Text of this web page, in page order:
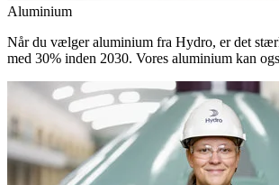
Aluminium
Når du vælger aluminium fra Hydro, er det
med 30% inden 2030. Vores aluminium kan